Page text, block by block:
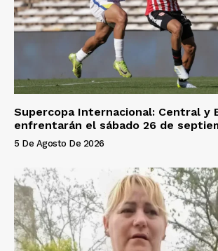
Supercopa Internacional: Central y
enfrentarán el sábado 26 de
5 De Agosto De 2026